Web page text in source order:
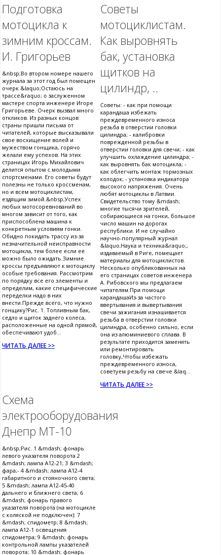
Подготовка
мотоцикла к
зимним кроссам.
И. Григорьев
&nbsp;Во втором номере нашего
журнала за этот год был помещен
очерк &laquo;Остаюсь на
трассе&raquo; о заслуженном
мастере спорта инженере Игоре
Григорьеве. Очерк вызвал много
откликов. Из разных концов
страны пришли письма от
читателей, которые высказывали
свое восхищение волей и
мужеством гонщика, горячо
желали ему успехов. На этих
страницах Игорь Михайлович
делится опытом с молодыми
спортсменами. Его советы будут
полезны не только кроссменам,
но и всем мотоциклистам,
ездящим зимой.&nbsp;Успех
любых мотосоревнований во
многом зависит от того, как
приспособлена машина к
конкретным условиям гонки.
Обидно покидать трассу из-за
незначительной неисправности
мотоцикла, тем более если ее
можно было ожидать.Зимние
кроссы предъявляют к мотоциклу
особые требования. Рассмотрим
по порядку все его элементы и
определим, какие специфические
переделки надо в них
внести.Прежде всего, что нужно
гонщику?Рис. 1. Топливным бак,
седло и щиток заднего колеса,
расположенные на одной прямой,
обеспечивают удоб...
ЧИТАТЬ ДАЛЕЕ >>
Советы
мотоциклистам.
Как выровнять
бак, установка
щитков на
цилиндр, ..
Советы: - как при помощи
карандаша избежать
преждевременного износа
резьба в отверстии головки
цилиндра; - калибровки
поврежденной резьбы в
отверстии головки для свечи; - как
улучшить охлаждение цилиндра; -
как выровнять бак мотоцикла; -
как облегчить монтаж тормозных
колодок; - установка индикатора
высокого напряжения. Очень
любят мотоциклы в Латвии.
Свидетельство тому &mdash;
многие тысячи зрителей,
собирающиеся на гонки, большое
число машин на дорогах
республики. И не случайно
научно-популярный журнал
&laquo;Наука и техника&raquo;,
издаваемый в Риге, помещает
материалы для мотоциклистов.
Несколько опубликованных на
его страницах советов инженера
А. Рибовского мы предлагаем
читателям.При помощи
карандашаИз-за частого
ввертывания и вывертывания
свечи зажигания изнашивается
резьба в отверстии головки
цилиндра, особенно сильно, если
она из алюминиевого сплава. В
результате приходится заменять
или ремонтировать
головку,Чтобы избежать
преждевременного износа,
советуем резьбу на свече &laq...
ЧИТАТЬ ДАЛЕЕ >>
Схема
электрооборудования
Днепр МТ-10
&nbsp;Рис. 1 &mdash; фонарь
левого указателя поворота 2
&mdash; лампа А12-21; 3 &mdash;
фара;- 4 &mdash; лампа А12-4
габаритного и стояночного света;
5 &mdash; лампа А12-45-40
дальнего и ближнего света; 6
&mdash; фонарь правого
указателя поворота (на мотоцикле
с коляской не подключен): 7
&mdash; спидометр; 8 &mdash;
лампа А12-1 освещения
спидометра; 9 &mdash; фонарь
контрольной лампы указателей
поворота; 10 &mdash; фонарь